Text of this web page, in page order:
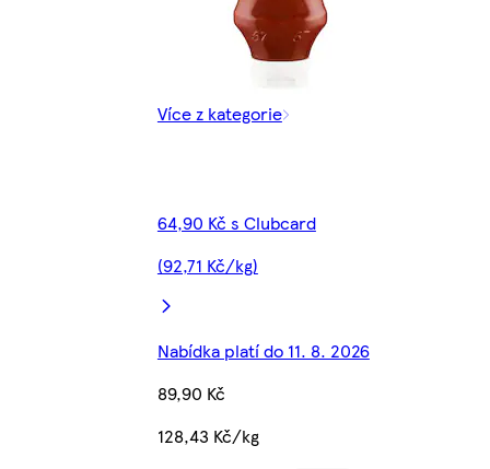
Více z kategorie
64,90 Kč s Clubcard
(92,71 Kč/kg)
Nabídka platí do 11. 8. 2026
89,90 Kč
128,43 Kč/kg